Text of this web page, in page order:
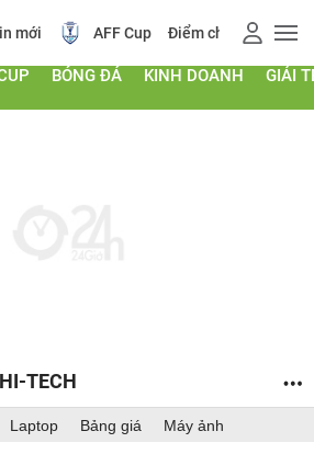
mới AFF Cup Điểm chuẩn 2026
BÓNG ĐÁ KINH DOANH GIẢI
TECH
Laptop Bảng giá Máy ảnh